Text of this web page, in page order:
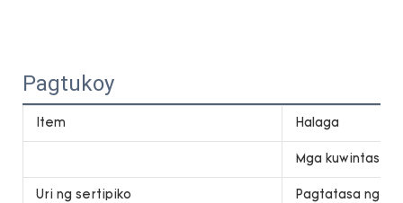
Pagtukoy
Item Halaga
Mga kuwintas
Uri ng sertipiko Pagtatasa ng